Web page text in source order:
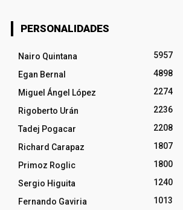
PERSONALIDADES
Nairo Quintana
5957
Egan Bernal
4898
Miguel Ángel López
2274
Rigoberto Urán
2236
Tadej Pogacar
2208
Richard Carapaz
1807
Primoz Roglic
1800
Sergio Higuita
1240
Fernando Gaviria
1013